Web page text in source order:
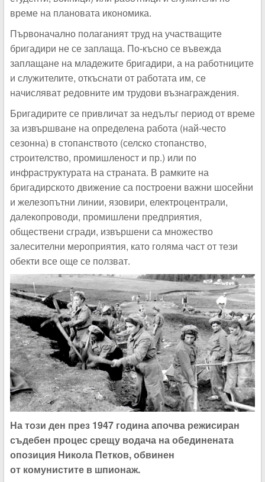
време на плановата икономика.
Първоначално полаганият труд на участващите
бригадири не се заплаща. По-късно се въвежда
заплащане на младежите бригадири, а на работниците
и служителите, откъснати от работата им, се
начисляват редовните им трудови възнаграждения.
Бригадирите се привличат за недълъг период от време
за извършване на определена работа (най-често
сезонна) в стопанството (селско стопанство,
строителство, промишленост и пр.) или по
инфраструктурата на страната. В рамките на
бригадирското движение са построени важни шосейни
и железопътни линии, язовири, електроцентрали,
далекопроводи, промишлени предприятия,
обществени сгради, извършени са множество
залесителни мероприятия, като голяма част от тези
обекти все още се ползват.
На този ден през 1947 година апочва режисиран
съдебен процес срещу водача на обединената
опозиция Никола Петков, обвинен
от комунистите в шпионаж.